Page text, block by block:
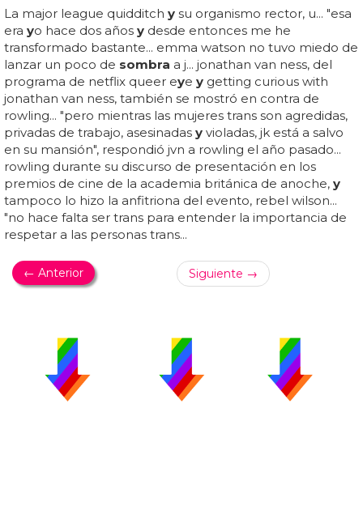
La major league quidditch y su organismo rector, u... "esa
era yo hace dos años y desde entonces me he
transformado bastante... emma watson no tuvo miedo de
lanzar un poco de sombra a j... jonathan van ness, del
programa de netflix queer eye y getting curious with
jonathan van ness, también se mostró en contra de
rowling... "pero mientras las mujeres trans son agredidas,
privadas de trabajo, asesinadas y violadas, jk está a salvo
en su mansión", respondió jvn a rowling el año pasado...
rowling durante su discurso de presentación en los
premios de cine de la academia británica de anoche, y
tampoco lo hizo la anfitriona del evento, rebel wilson...
"no hace falta ser trans para entender la importancia de
respetar a las personas trans...
← Anterior Siguiente →